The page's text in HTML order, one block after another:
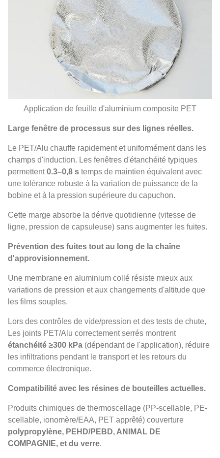
Application de feuille d'aluminium composite PET
Large fenêtre de processus sur des lignes réelles.
Le PET/Alu chauffe rapidement et uniformément dans les
champs d'induction. Les fenêtres d'étanchéité typiques
permettent0.3–0,8 s temps de maintien équivalent avec
une tolérance robuste à la variation de puissance de la
bobine et à la pression supérieure du capuchon.
Cette marge absorbe la dérive quotidienne (vitesse de
ligne, pression de capsuleuse) sans augmenter les fuites.
Prévention des fuites tout au long de la chaîne
d'approvisionnement.
Une membrane en aluminium collé résiste mieux aux
variations de pression et aux changements d'altitude que
les films souples.
Lors des contrôles de vide/pression et des tests de chute,
Les joints PET/Alu correctement serrés montrent
étanchéité ≥300 kPa (dépendant de l'application), réduire
les infiltrations pendant le transport et les retours du
commerce électronique.
Compatibilité avec les résines de bouteilles actuelles.
Produits chimiques de thermoscellage (PP-scellable, PE-
scellable, ionomère/EAA, PET apprêté) couverture
polypropylène, PEHD/PEBD, ANIMAL DE
COMPAGNIE, et du verre.